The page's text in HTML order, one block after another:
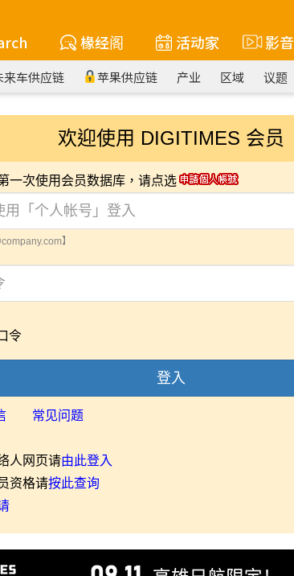
椽经阁 活动家 影音
来车供应链 苹果供应链 产业 区域 议题
欢迎使用 DIGITIMES 会员
一次使用会员数据库，请点选
】
令
登入
常见问题
人网页请由此登入
资格请按此查询